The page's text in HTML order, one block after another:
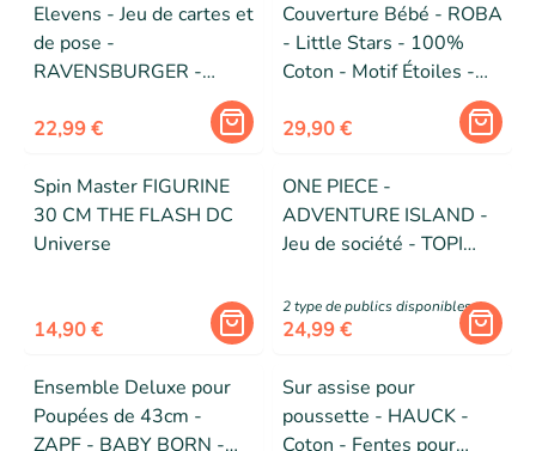
Elevens - Jeu de cartes et
de pose -
RAVENSBURGER -
22,99 €
Couverture Bébé - ROBA
- Little Stars - 100%
Coton - Motif Étoiles -
29,90 €
Spin Master FIGURINE
30 CM THE FLASH DC
Universe
14,90 €
ONE PIECE -
ADVENTURE ISLAND -
Jeu de société - TOPI
Dès 8 ans
2type de publics disponibles
24,99 €
Ensemble Deluxe pour
Poupées de 43cm -
ZAPF - BABY BORN -
Sur assise pour
poussette - HAUCK -
Coton - Fentes pour